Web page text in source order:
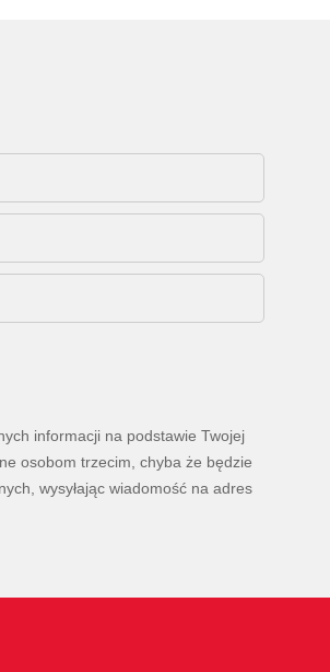
informacji na podstawie Twojej
osobom trzecim, chyba że będzie
wysyłając wiadomość na adres